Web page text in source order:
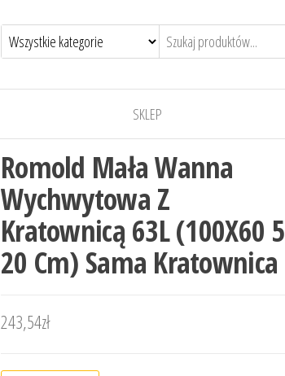
SKLEP
Romold Mała Wanna
Wychwytowa Z
Kratownicą 63L (100X60 5
20 Cm) Sama Kratownica
243,54zł